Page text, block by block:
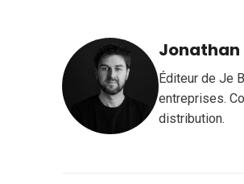
Jonathan
Éditeur de Je
entreprises.
distribution.